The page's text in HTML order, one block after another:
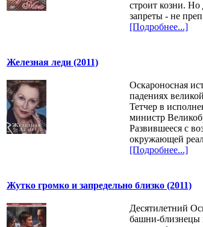
строит козни.
запреты - не преп
[Подробнее...]
Железная леди (2011)
Оскароносная
падениях
Тетчер в
министр
Развившееся с
окружающей
[Подробнее...]
Жутко громко и запредельно близко (2011)
Десятилетний
башни-близнецы